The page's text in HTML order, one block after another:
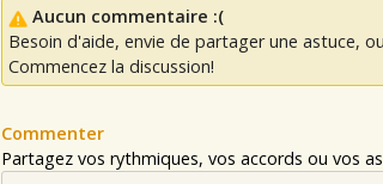
Aucun commentaire :(
Besoin d'aide, envie de partager une astuce,
Commencez la discussion!
Commenter
Partagez vos rythmiques, vos accords ou vos